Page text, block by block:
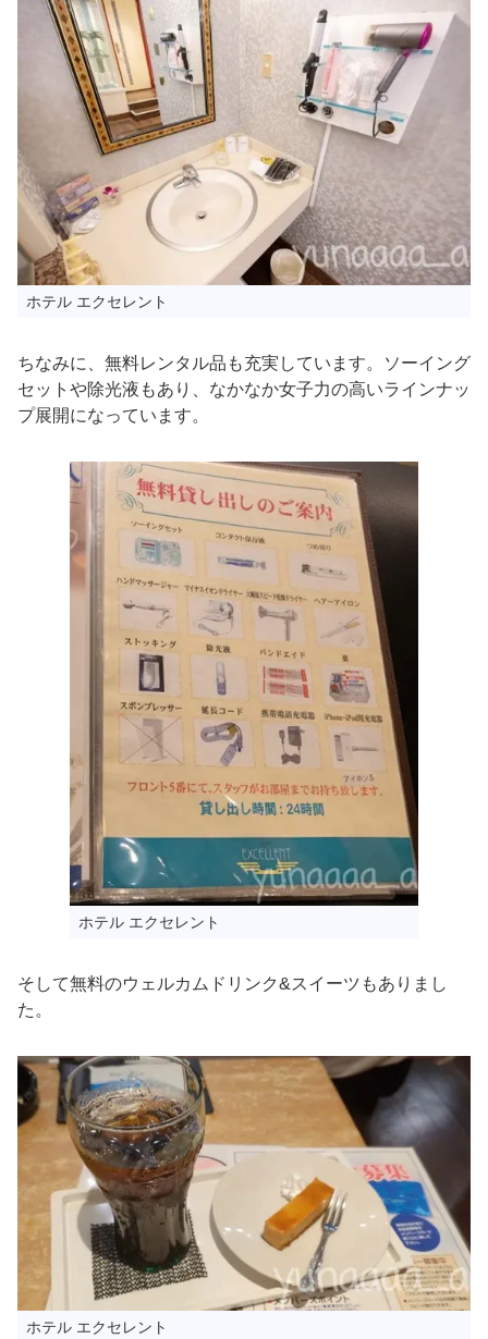
ホテル エクセレント
ちなみに、無料レンタル品も充実しています。ソーイング
セットや除光液もあり、なかなか女子力の高いラインナッ
プ展開になっています。
ホテル エクセレント
そして無料のウェルカムドリンク&スイーツもありまし
た。
ホテル エクセレント